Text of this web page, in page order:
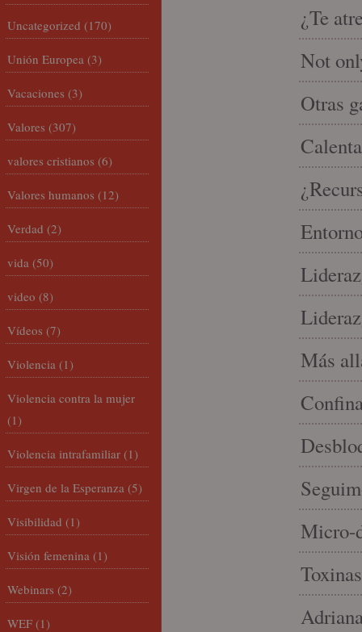
¿Te
Not
Otras
Más
Micro-
Uncategorized (170)
Unión Europea (3)
Vacaciones (3)
Valores (307)
valores cristianos (6)
Valores humanos (12)
Verdad (2)
vida (50)
video (8)
Vídeos (7)
Violencia (1)
Violencia contra la mujer
(1)
Violencia intrafamiliar (1)
Virgen de la Esperanza (5)
Visibilidad (1)
Visión femenina (1)
Webinars (2)
WEF (1)